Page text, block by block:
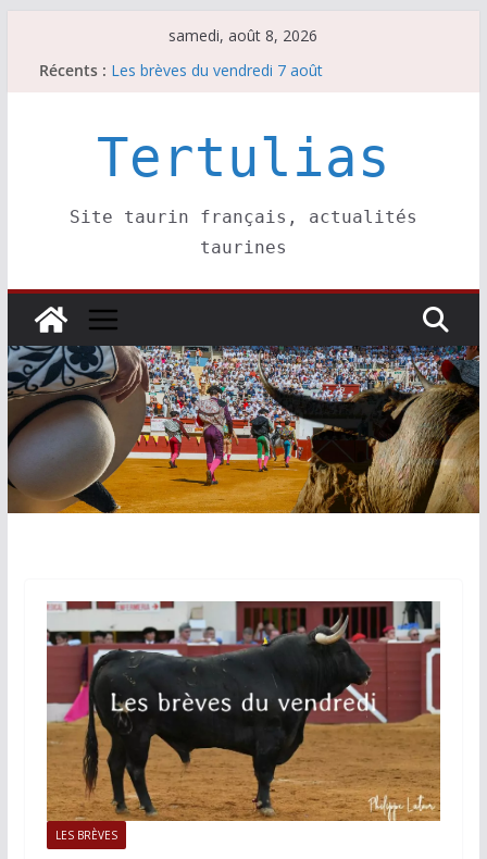
samedi, août 8, 2026
Récents : Les brèves du vendredi 7 août
Les brèves du samedi 8 août
Maurrin, rendez vous est pris pour l’an prochain.
Tertulias
Site taurin français, actualités
taurines
LES BRÈVES